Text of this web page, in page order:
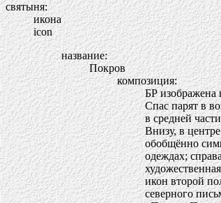
святыня:
икона
icon
название:
Покров
композиция:
БР изображена
Спас парят в
в средней
Внизу, в
обобщённо
одеждах;
икон второй
северного